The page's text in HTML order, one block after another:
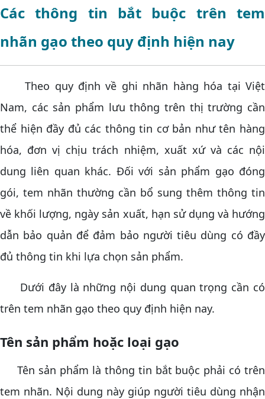
Các thông tin bắt buộc trên tem
nhãn gạo theo quy định hiện nay
Theo quy định về ghi nhãn hàng hóa tại Việt
Nam, các sản phẩm lưu thông trên thị trường cần
thể hiện đầy đủ các thông tin cơ bản như tên hàng
hóa, đơn vị chịu trách nhiệm, xuất xứ và các nội
dung liên quan khác. Đối với sản phẩm gạo đóng
gói, tem nhãn thường cần bổ sung thêm thông tin
về khối lượng, ngày sản xuất, hạn sử dụng và hướng
dẫn bảo quản để đảm bảo người tiêu dùng có đầy
đủ thông tin khi lựa chọn sản phẩm.
Dưới đây là những nội dung quan trọng cần có
trên tem nhãn gạo theo quy định hiện nay.
Tên sản phẩm hoặc loại gạo
Tên sản phẩm là thông tin bắt buộc phải có trên
tem nhãn. Nội dung này giúp người tiêu dùng nhận